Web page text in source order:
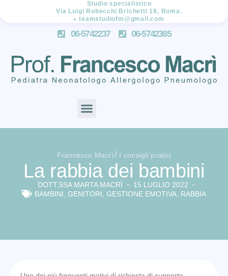
Studio specialistico
Via Luigi Robecchi Brichetti 19, Roma.
teamstudiofm@gmail.com
06-5742237 06-5742385
La rabbia dei bambini
Francesco Macrì/ I consigli pratici
DOTT.SSA MARTA MACRÌ
15 LUGLIO 2022
BAMBINI, GENITORI, GESTIONE EMOTIVA, RABBIA